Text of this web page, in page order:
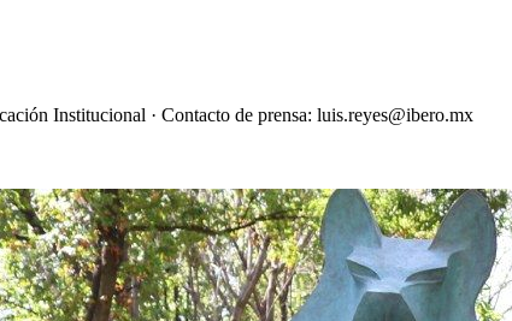
Institucional · Contacto de prensa: luis.reyes@ibero.mx